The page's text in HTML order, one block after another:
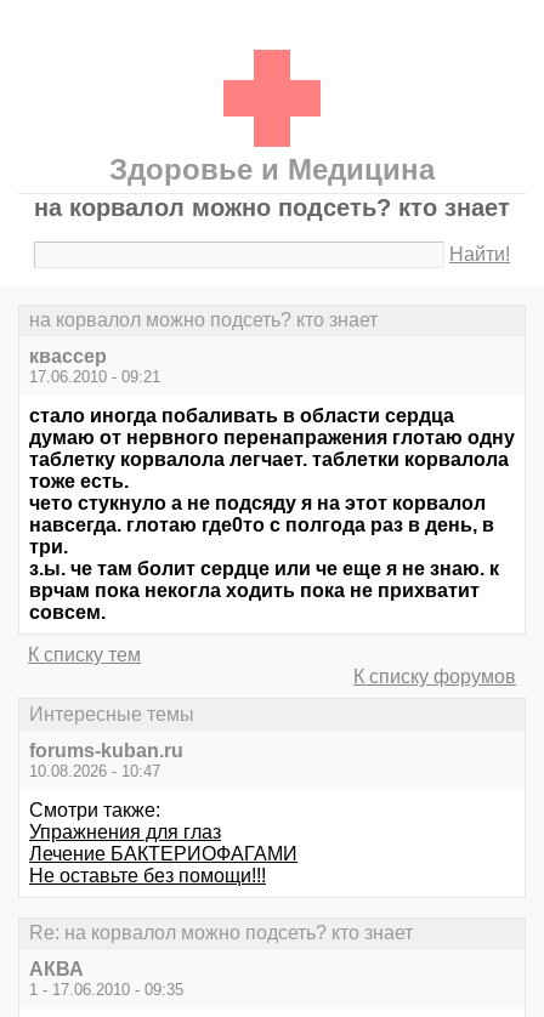
Здоровье и Медицина
на корвалол можно подсеть? кто знает
Найти!
на корвалол можно подсеть? кто знает
квассер
17.06.2010 - 09:21
стало иногда побаливать в области сердца
думаю от нервного перенапражения глотаю одну
таблетку корвалола легчает. таблетки корвалола
тоже есть.
чето стукнуло а не подсяду я на этот корвалол
навсегда. глотаю где0то с полгода раз в день, в
три.
з.ы. че там болит сердце или че еще я не знаю. к
врчам пока некогла ходить пока не прихватит
совсем.
К списку тем
К списку форумов
Интересные темы
forums-kuban.ru
10.08.2026 - 10:47
Смотри также:
Упражнения для глаз
Лечение БАКТЕРИОФАГАМИ
Не оставьте без помощи!!!
Re: на корвалол можно подсеть? кто знает
АКВА
1 - 17.06.2010 - 09:35